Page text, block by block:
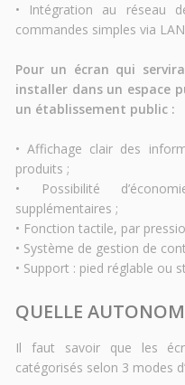
• Intégration au réseau
commandes simples via
Pour un écran qui
installer dans un espace
un établissement public :
• Affichage clair des
produits ;
• Possibilité
supplémentaires ;
• Fonction tactile, par
• Système de gestion de
• Support : pied réglable ou
QUELLE
Il faut savoir que les
catégorisés selon 3 modes